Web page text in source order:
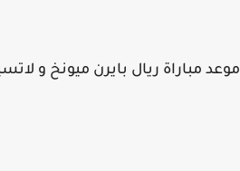
مباراة ريال بايرن ميونخ و لاتسيو 17-03-2021